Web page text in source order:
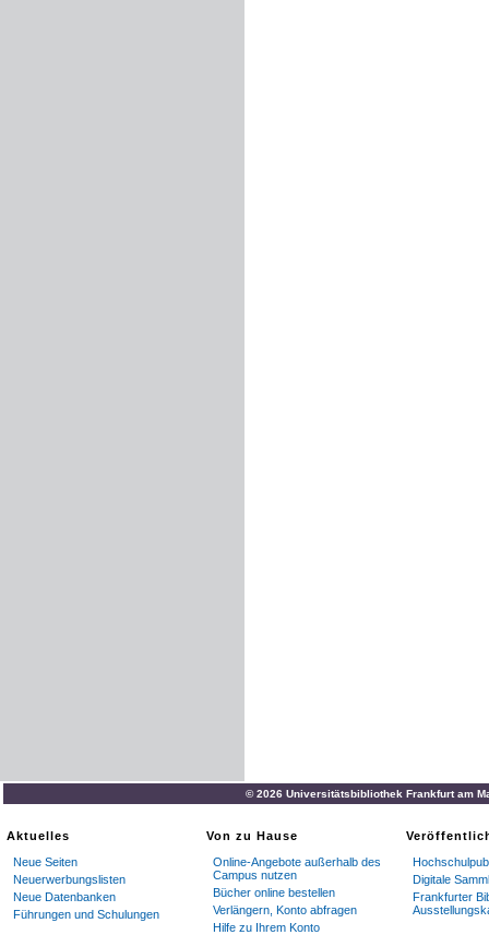
© 2026 Universitätsbibliothek Frankfurt am
Aktuelles
Neue Seiten
Neuerwerbungslisten
Neue Datenbanken
Führungen und Schulungen
Von zu Hause
Online-Angebote außerhalb des
Campus nutzen
Bücher online bestellen
Verlängern, Konto abfragen
Hilfe zu Ihrem Konto
Digitale
Frankfurter